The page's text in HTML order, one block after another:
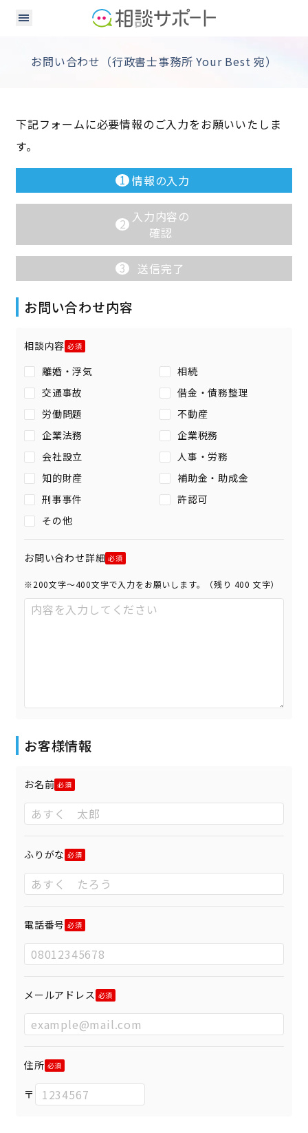
お問い合わせ（行政書士事務所 Your Best 宛）
下記フォームに必要情報のご入力をお願いいたしま
す。
1 情報の入力
2 入力内容の
確認
3 送信完了
お問い合わせ内容
相談内容
離婚・浮気
相続
交通事故
借金・債務整理
労働問題
不動産
企業法務
企業税務
会社設立
人事・労務
知的財産
補助金・助成金
刑事事件
許認可
その他
お問い合わせ詳細
※200文字〜400文字で入力をお願いします。（残り 400 文字）
お客様情報
お名前
ふりがな
電話番号
メールアドレス
住所
〒